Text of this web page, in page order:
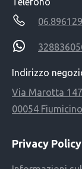
Indirizzo
Via Marotta 147
00054
Privacy Policy